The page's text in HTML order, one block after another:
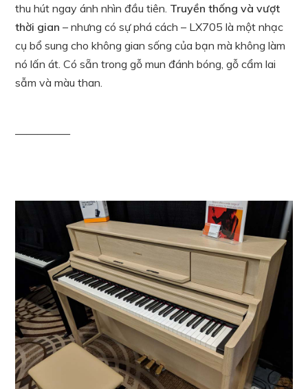
thu hút ngay ánh nhìn đầu tiên. Truyền thống và vượt
thời gian – nhưng có sự phá cách – LX705 là một nhạc
cụ bổ sung cho không gian sống của bạn mà không làm
nó lấn át. Có sẵn trong gỗ mun đánh bóng, gỗ cẩm lai
sẫm và màu than.
—————